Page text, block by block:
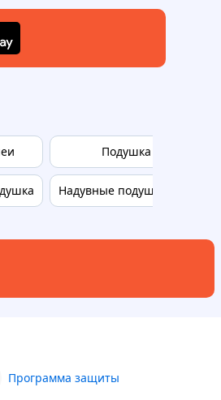
Подушка
Надувные подушки для
Программа защиты